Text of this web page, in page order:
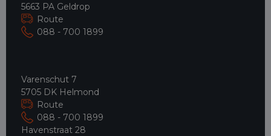
5663 PA Geldrop
Route
088 - 700 1899
Varenschut 7
5705 DK Helmond
Route
088 - 700 1899
Havenstraat 28